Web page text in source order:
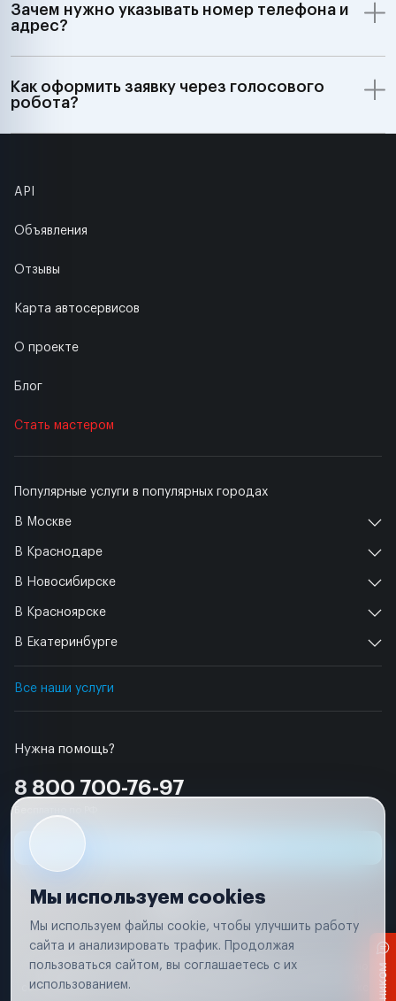
Зачем нужно указывать номер телефона и
адрес?
Как оформить заявку через голосового
робота?
Нужна помощь?
8 800 700-76-97
Популярные услуги в популярных городах
В Москве
В Краснодаре
В Новосибирске
В Красноярске
В Екатеринбурге
Все наши услуги
API
Объявления
Отзывы
Карта автосервисов
О проекте
Блог
Стать мастером
Условия использования
Вся информация, представленная на сайте, носит исключительно
соответствии с положениями статьи 437 (п. 2) Гражданского кодекса
Мы используем cookies
Мы используем файлы cookie, чтобы улучшить работу
сайта и анализировать трафик. Продолжая
пользоваться сайтом, вы соглашаетесь с их
использованием.